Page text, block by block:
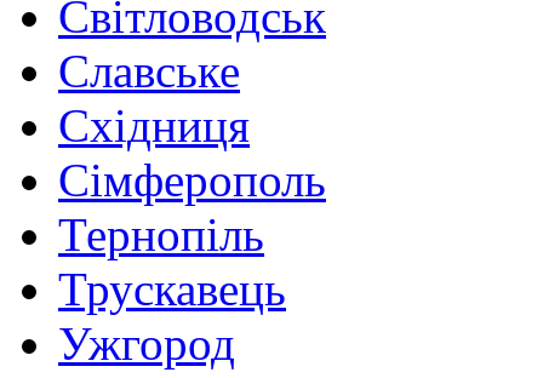
Світловодськ
Славське
Східниця
Сімферополь
Тернопіль
Трускавець
Ужгород